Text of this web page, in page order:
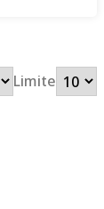
Limite